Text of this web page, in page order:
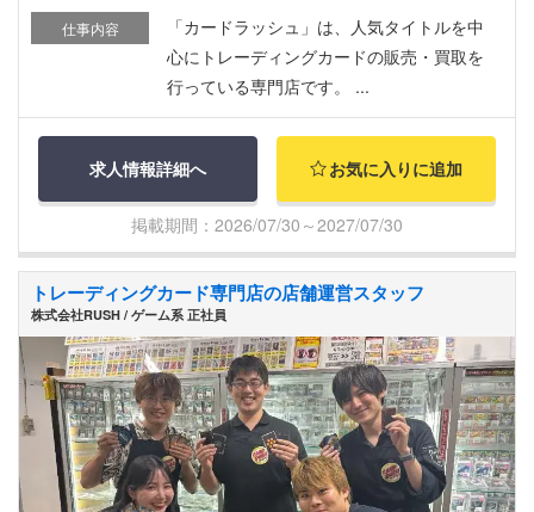
仕事内容
「カードラッシュ」は、人気タイトルを中
心にトレーディングカードの販売・買取を
行っている専門店です。 ...
求人情報詳細へ お気に入りに追加
掲載期間：2026/07/30～2027/07/30
トレーディングカード専門店の店舗運営スタッフ
株式会社RUSH / ゲーム系 正社員